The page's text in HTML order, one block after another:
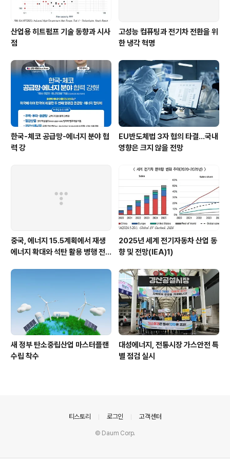
산업용 히트펌프 기술 동향과 시사
점
고성능 컴퓨팅과 전기차 전환을 위
한 냉각 혁명
한국-체코 공급망-에너지 분야 협
력 강
EU반도체법 3자 협의 타결…국내
영향은 크지 않을 전망
중국, 에너지 15.5계획에서 재생
에너지 확대와 석탄 활용 병행 전
2025년 세계 전기자동차 산업 동
향 및 전망(IEA)1)
새 정부 탄소중립산업 마스터플랜
수립 착수
대성에너지, 전통시장 가스안전 특
별 점검 실시
티스토리 로그인 고객센터
© Daum Corp.